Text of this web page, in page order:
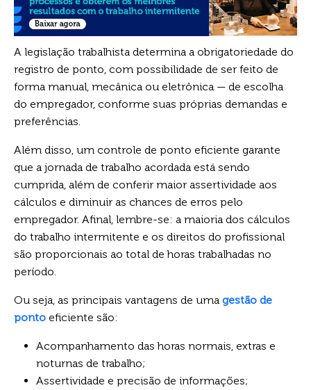
A legislação trabalhista determina a obrigatoriedade do
registro de ponto, com possibilidade de ser feito de
forma manual, mecânica ou eletrônica — de escolha
do empregador, conforme suas próprias demandas e
preferências.
Além disso, um controle de ponto eficiente garante
que a jornada de trabalho acordada está sendo
cumprida, além de conferir maior assertividade aos
cálculos e diminuir as chances de erros pelo
empregador. Afinal, lembre-se: a maioria dos cálculos
do trabalho intermitente e os direitos do profissional
são proporcionais ao total de horas trabalhadas no
período.
Ou seja, as principais vantagens de uma gestão de
ponto eficiente são:
Acompanhamento das horas normais, extras e
noturnas de trabalho;
Assertividade e precisão de informações;